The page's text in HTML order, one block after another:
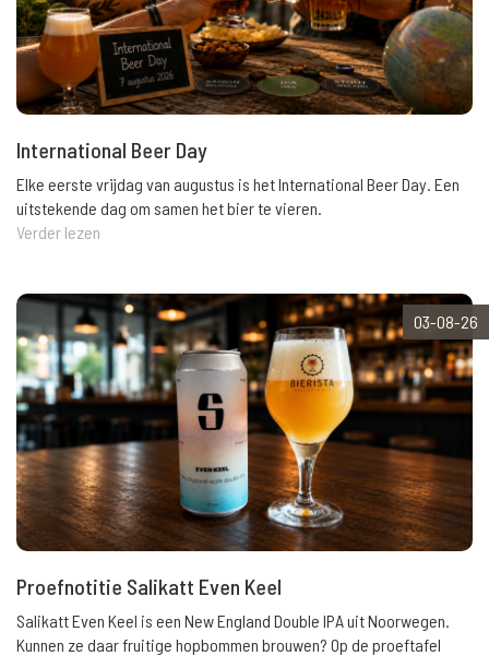
International Beer Day
Elke eerste vrijdag van augustus is het International Beer Day. Een
uitstekende dag om samen het bier te vieren.
Verder lezen
03-08-26
Proefnotitie Salikatt Even Keel
Salikatt Even Keel is een New England Double IPA uit Noorwegen.
Kunnen ze daar fruitige hopbommen brouwen? Op de proeftafel